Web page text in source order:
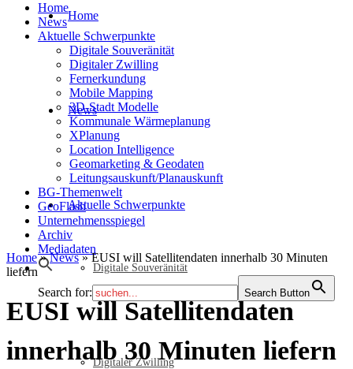
Home
News
Aktuelle Schwerpunkte
Digitale Souveränität
Digitaler Zwilling
Home
News
Aktuelle Schwerpunkte
Digitale Souveränität
Digitaler Zwilling
Fernerkundung
Mobile Mapping
3D-Stadt Modelle
Kommunale Wärmeplanung
XPlanung
Location Intelligence
Geomarketing & Geodaten
Leitungsauskunft/Planauskunft
BG-Themenwelt
GeoFlash
Unternehmensspiegel
Archiv
Mediadaten
Search for: Search Button
Home»News»EUSI will Satellitendaten innerhalb 30 Minuten
liefern
EUSI will Satellitendaten
innerhalb 30 Minuten liefern